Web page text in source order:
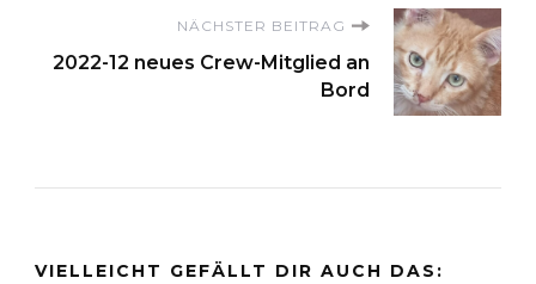
NÄCHSTER BEITRAG
2022-12 neues Crew-Mitglied an
Bord
VIELLEICHT GEFÄLLT DIR AUCH DAS: